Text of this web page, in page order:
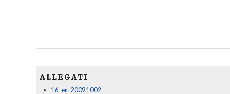
ALLEGATI
16-en-20091002